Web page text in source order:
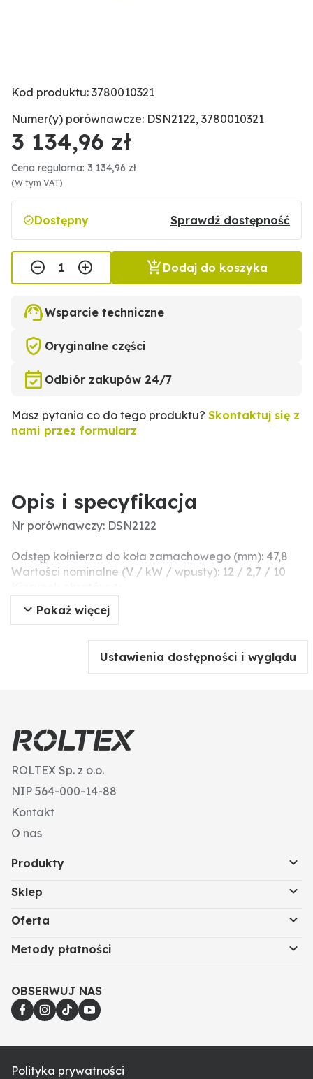
Kod produktu: 3780010321
Numer(y) porównawcze: DSN2122, 3780010321
3 134,96 zł
Cena regularna: 3 134,96 zł
(W tym VAT)
Dostępny Sprawdź dostępność
Dodaj do koszyka
Wsparcie techniczne
Oryginalne części
Odbiór zakupów 24/7
Masz pytania co do tego produktu? Skontaktuj się z
nami przez formularz
Opis i specyfikacja
Nr porównawczy: DSN2122
Odstęp kołnierza do koła zamachowego (mm): 47,8
Wartości nominalne (V / kW / wpusty): 12 / 2,7 / 10
Moc nominalna (kW): 2,7
Długość montażowa (mm): 222
Dopasowanie Ø (mm): 89
Mocowanie liczba otworów H x rozstaw D (mm) x Ø
Pokaż więcej
Ustawienia dostępności i wyglądu
ROLTEX Sp. z o.o.
NIP 564-000-14-88
Kontakt
O nas
Produkty
Sklep
Oferta
Metody płatności
OBSERWUJ NAS
Polityka prywatności